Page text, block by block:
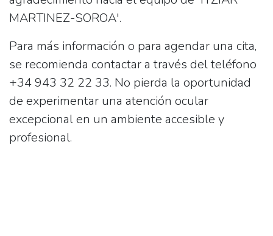
MARTINEZ-SOROA'.
Para más información o para agendar una cita,
se recomienda contactar a través del teléfono
+34 943 32 22 33. No pierda la oportunidad
de experimentar una atención ocular
excepcional en un ambiente accesible y
profesional.